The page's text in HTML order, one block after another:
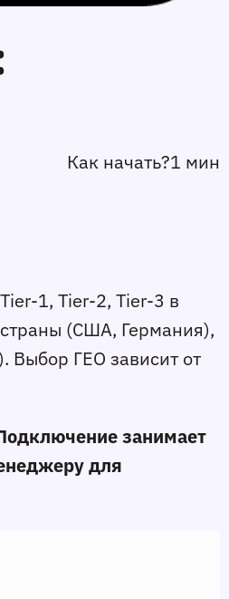
Как начать?1 мин
1, Tier-2, Tier-3 в
(США, Германия),
Выбор ГЕО зависит от
занимает